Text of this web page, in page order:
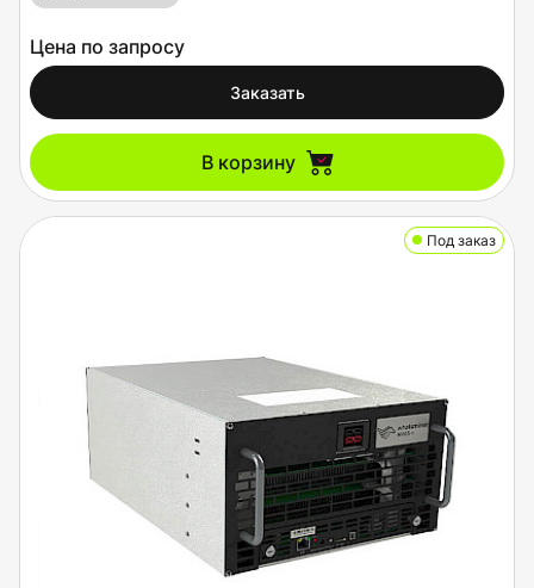
Цена по запросу
Заказать
В корзину
Под заказ